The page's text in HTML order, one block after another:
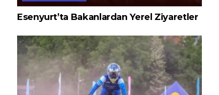
Esenyurt’ta Bakanlardan Yerel Ziyaretler